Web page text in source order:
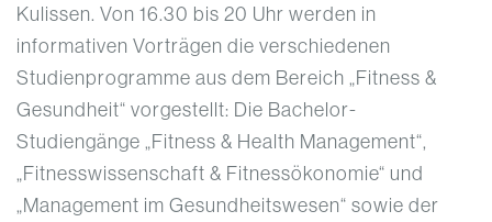
Kulissen. Von 16.30 bis 20 Uhr werden in
informativen Vorträgen die verschiedenen
Studienprogramme aus dem Bereich „Fitness &
Gesundheit“ vorgestellt: Die Bachelor-
Studiengänge „Fitness & Health Management“,
„Fitnesswissenschaft & Fitnessökonomie“ und
„Management im Gesundheitswesen“ sowie der